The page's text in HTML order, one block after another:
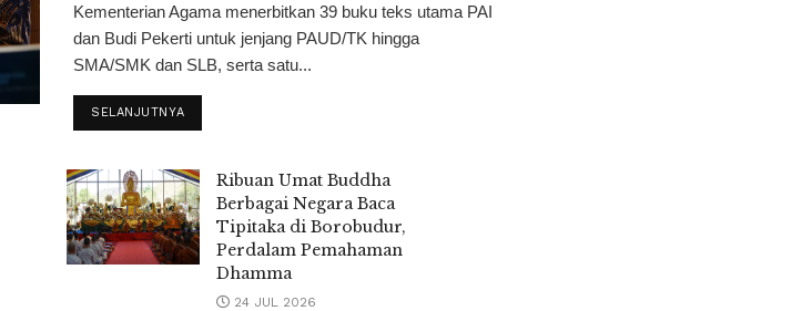
Kementerian Agama menerbitkan 39 buku teks utama PAI
dan Budi Pekerti untuk jenjang PAUD/TK hingga
SMA/SMK dan SLB, serta satu...
SELANJUTNYA
Ribuan Umat Buddha
Berbagai Negara Baca
Tipitaka di Borobudur,
Perdalam Pemahaman
Dhamma
24 JUL 2026